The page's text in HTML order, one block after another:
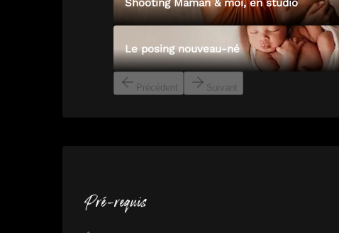
Shooting Maman & moi, en studio
Le posing nouveau-né
Précédent Suivant
Pré-requis